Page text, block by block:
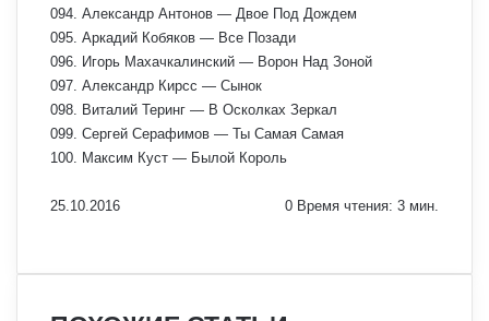
094. Александр Антонов — Двое Под Дождем
095. Аркадий Кобяков — Все Позади
096. Игорь Махачкалинский — Ворон Над Зоной
097. Александр Кирсс — Сынок
098. Виталий Теринг — В Осколках Зеркал
099. Сергей Серафимов — Ты Самая Самая
100. Максим Куст — Былой Король
25.10.2016 0 Время чтения: 3 мин.